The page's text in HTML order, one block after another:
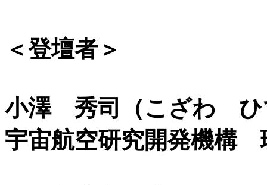
＜登壇者＞
小澤 秀司（こざわ ひ
宇宙航空研究開発機構